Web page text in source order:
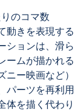
のコマ数
動きを表現する
ションは、滑ら
ームが描かれる
ニー映画など）
パーツを再利用
体を描く代わり